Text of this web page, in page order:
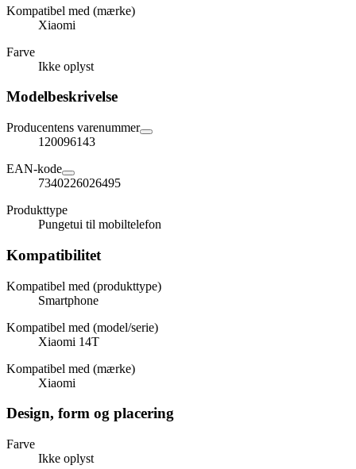
Kompatibel med (mærke)
Xiaomi
Farve
Ikke oplyst
Modelbeskrivelse
Producentens varenummer
120096143
EAN-kode
7340226026495
Produkttype
Pungetui til mobiltelefon
Kompatibilitet
Kompatibel med (produkttype)
Smartphone
Kompatibel med (model/serie)
Xiaomi 14T
Kompatibel med (mærke)
Xiaomi
Design, form og placering
Farve
Ikke oplyst